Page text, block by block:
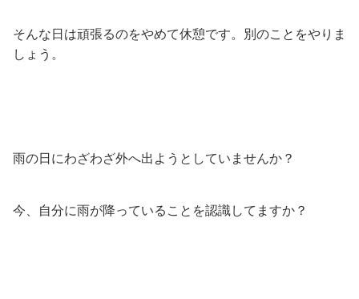
そんな日は頑張るのをやめて休憩です。別のことをやりま
しょう。
雨の日にわざわざ外へ出ようとしていませんか？
今、自分に雨が降っていることを認識してますか？